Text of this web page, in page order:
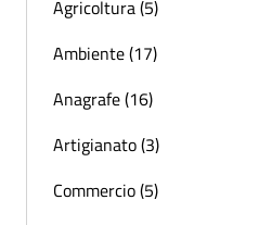
Agricoltura (5)
Ambiente (17)
Anagrafe (16)
Artigianato (3)
Commercio (5)